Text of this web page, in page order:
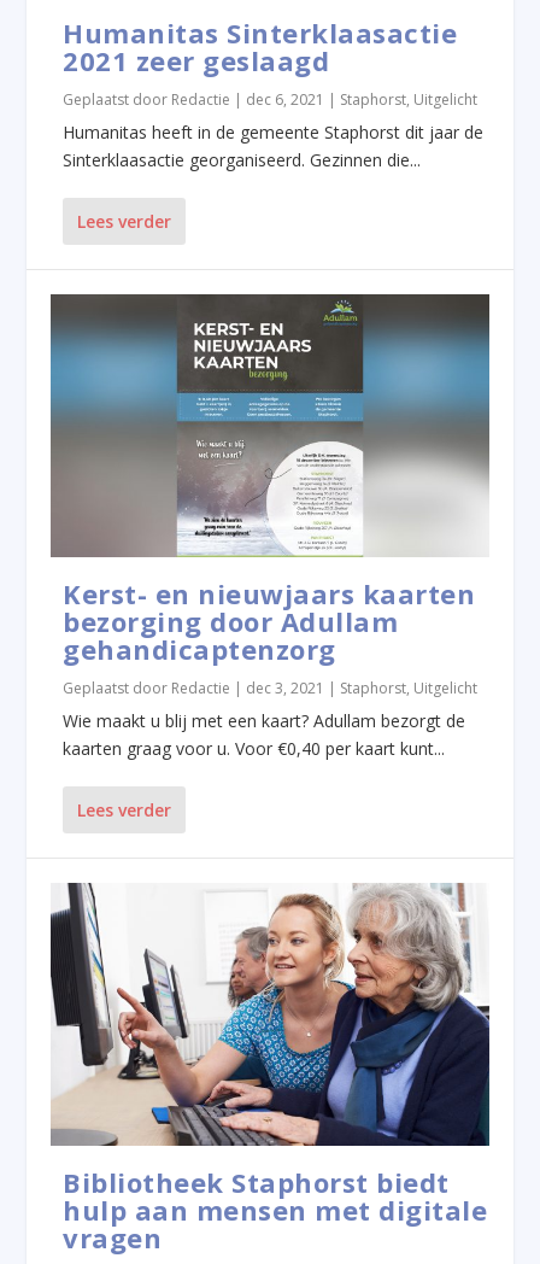
Humanitas Sinterklaasactie
2021 zeer geslaagd
Geplaatst door Redactie | dec 6, 2021 | Staphorst, Uitgelicht
Humanitas heeft in de gemeente Staphorst dit jaar de
Sinterklaasactie georganiseerd. Gezinnen die...
Lees verder
Kerst- en nieuwjaars kaarten
bezorging door Adullam
gehandicaptenzorg
Geplaatst door Redactie | dec 3, 2021 | Staphorst, Uitgelicht
Wie maakt u blij met een kaart? Adullam bezorgt de
kaarten graag voor u. Voor €0,40 per kaart kunt...
Lees verder
Bibliotheek Staphorst biedt
hulp aan mensen met digitale
vragen